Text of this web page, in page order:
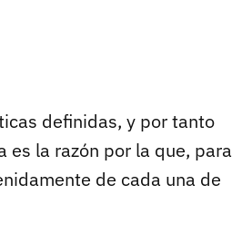
definidas, y por tanto
es la razón por la que, para
de cada una de